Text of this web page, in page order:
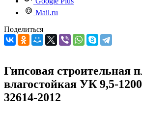
Mail.ru
Поделиться
Гипсовая строительная
влагостойкая УК 9,5-
32614-2012